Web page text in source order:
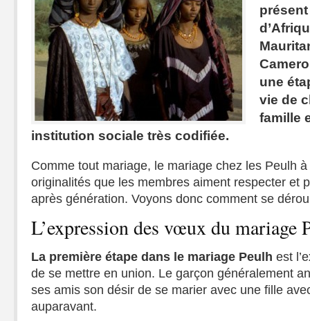
une
vie de
famille
institution sociale très codifiée.
Comme tout mariage, le mariage chez les Peulh
originalités que les membres aiment respecter et
après génération. Voyons donc comment se
L’expression des vœux du mariage
La première étape dans le mariage Peulh est
de se mettre en union. Le garçon généralement
ses amis son désir de se marier avec une fille
auparavant.